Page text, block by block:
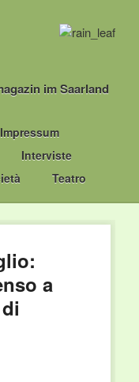
im Saarland
Interviste
Teatro
a